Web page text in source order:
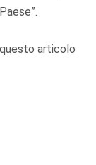
articolo